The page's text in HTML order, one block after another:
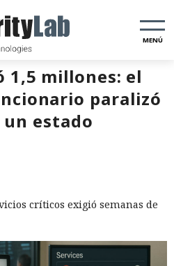
MENÚ
1,5 millones: el
paralizó
estado
críticos exigió semanas de